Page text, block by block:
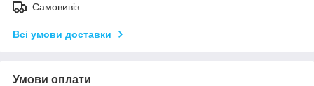
Самовивіз
Всі умови доставки
Умови оплати